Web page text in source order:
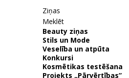
Ziņas
Meklēt
Beauty ziņas
Stils un Mode
Veselība un atpūta
Konkursi
Kosmētikas testēšana
Projekts „Pārvērtības”